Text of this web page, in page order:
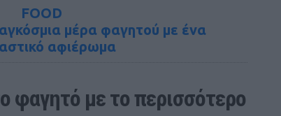
FOOD
μέρα φαγητού με ένα
αφιέρωμα
φαγητό με το περισσότερο